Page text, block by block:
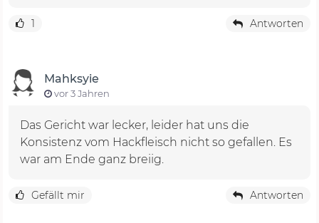
1 Antworten
Mahksyie
vor 3 Jahren
Das Gericht war lecker, leider hat uns die
Konsistenz vom Hackfleisch nicht so gefallen. Es
war am Ende ganz breiig.
Gefällt mir Antworten